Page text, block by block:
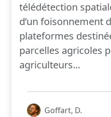
télédétection
d’un foisonnement
plateformes
parcelles agricoles
agriculteurs...
Goffart, D.